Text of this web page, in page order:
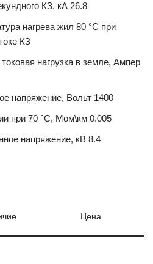
КЗ, кА 26.8
нагрева жил 80 °C при
КЗ
нагрузка в земле, Ампер
напряжение, Вольт 1400
при 70 °С, Мом\км 0.005
напряжение, кВ 8.4
Цена